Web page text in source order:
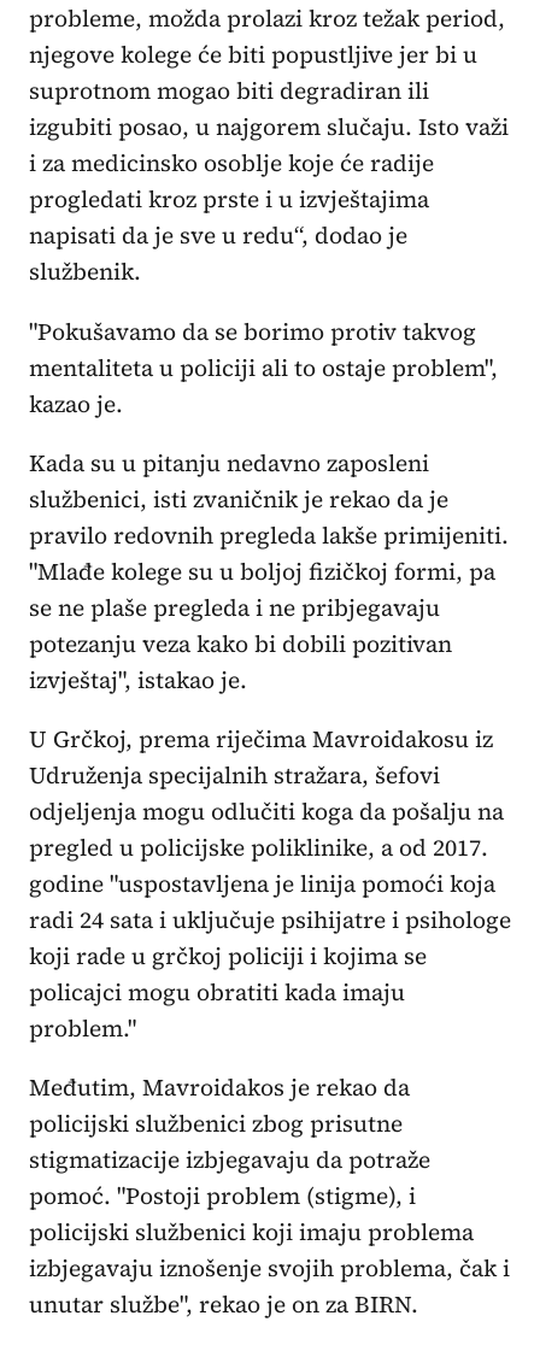
probleme, možda prolazi kroz težak period,
njegove kolege će biti popustljive jer bi u
suprotnom mogao biti degradiran ili
izgubiti posao, u najgorem slučaju. Isto važi
i za medicinsko osoblje koje će radije
progledati kroz prste i u izvještajima
napisati da je sve u redu“, dodao je
službenik.
"Pokušavamo da se borimo protiv takvog
mentaliteta u policiji ali to ostaje problem",
kazao je.
Kada su u pitanju nedavno zaposleni
službenici, isti zvaničnik je rekao da je
pravilo redovnih pregleda lakše primijeniti.
"Mlađe kolege su u boljoj fizičkoj formi, pa
se ne plaše pregleda i ne pribjegavaju
potezanju veza kako bi dobili pozitivan
izvještaj", istakao je.
U Grčkoj, prema riječima Mavroidakosu iz
Udruženja specijalnih stražara, šefovi
odjeljenja mogu odlučiti koga da pošalju na
pregled u policijske poliklinike, a od 2017.
godine "uspostavljena je linija pomoći koja
radi 24 sata i uključuje psihijatre i psihologe
koji rade u grčkoj policiji i kojima se
policajci mogu obratiti kada imaju
problem."
Međutim, Mavroidakos je rekao da
policijski službenici zbog prisutne
stigmatizacije izbjegavaju da potraže
pomoć. "Postoji problem (stigme), i
policijski službenici koji imaju problema
izbjegavaju iznošenje svojih problema, čak i
unutar službe", rekao je on za BIRN.